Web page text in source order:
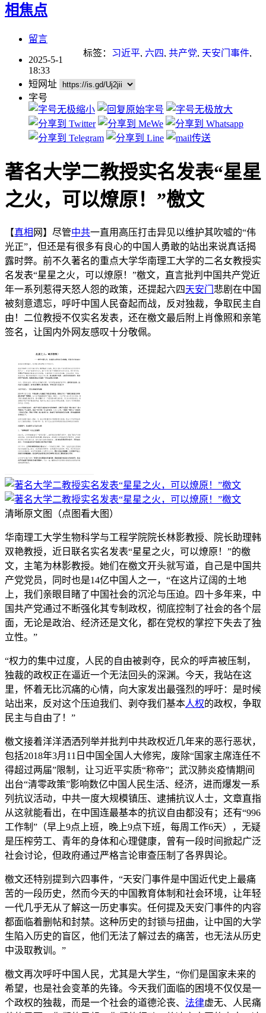
相焦点
留言
标签： 习近平, 六四, 共产党, 天安门事件,
2025-5-1
18:33
短网址
字号
著名大学二教授实名发表“星星
之火，可以燎原！”檄文
【真相 网】尽管中共一直用高压打击异见以维护其吹嘘的“伟
光正”，但还是有很多有良心的中国人勇敢的站出来说真话揭
露时弊。前不久著名的重点大学华南理工大学的二名女教授实
名发表“星星之火，可以燎原！”檄文，直言批判中国共产党近
年一系列惹得天怒人怨的政策，还提起六四天安门 悲剧在中国
被刻意遗忘，呼吁中国人民奋起而战，反对独裁，争取民主自
由！二位教授不仅实名发表，还在檄文最后附上肖像照和亲笔
签名，让国内外网友感叹十分敬佩。
清晰原文图（点图看大图）
华南理工大学生物科学与工程学院院长林影教授、院长助理韩
双艳教授，近日联名实名发表“星星之火，可以燎原！”的檄
文，主笔为林影教授。她们在檄文开头就写道，自己是中国共
产党党员，同时也是14亿中国人之一，“在这片辽阔的土地
上，我们亲眼目睹了中国社会的沉沦与压迫。四十多年来，中
国共产党通过不断强化其专制政权，彻底控制了社会的各个层
面，无论是政治、经济还是文化，都在党权的掌控下失去了独
立性。”
“权力的集中过度，人民的自由被剥夺，民众的呼声被压制，
独裁的政权正在逼近一个无法回头的深渊。今天，我站在这
里，怀着无比沉痛的心情，向大家发出最强烈的呼吁：是时候
站出来，反对这个压迫我们、剥夺我们基本人权的政权，争取
民主与自由了！”
檄文接着洋洋洒洒列举并批判中共政权近几年来的恶行恶状，
包括2018年3月11日中国全国人大修宪，废除“国家主席连任不
得超过两届”限制，让习近平实质“称帝”；武汉肺炎疫情期间
出台“清零政策”影响数亿中国人民生活、经济，进而爆发一系
列抗议活动，中共一度大规模镇压、逮捕抗议人士，文章直指
从这就能看出，在中国连最基本的抗议自由都没有；还有“996
工作制”（早上9点上班，晚上9点下班，每周工作6天），无疑
是压榨劳工、青年的身体和心理健康，曾有一段时间掀起广泛
社会讨论，但政府通过严格言论审查压制了各界舆论。
檄文还特别提到六四事件，“天安门事件是中国近代史上最痛
苦的一段历史，然而今天的中国教育体制和社会环境，让年轻
一代几乎无从了解这一历史事实。任何提及天安门事件的内容
都面临着删帖和封禁。这种历史的封锁与扭曲，让中国的大学
生陷入历史的盲区，他们无法了解过去的痛苦，也无法从历史
中汲取教训。”
檄文再次呼吁中国人民，尤其是大学生，“你们是国家未来的
希望，也是社会变革的先锋。今天我们面临的困境不仅仅是一
个政权的独裁，而是一个社会的道德沦丧、 法律虚无、人民痛